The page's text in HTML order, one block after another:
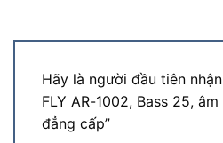
Hãy là người đầu tiên
FLY AR-1002, Bass 25,
đẳng cấp”